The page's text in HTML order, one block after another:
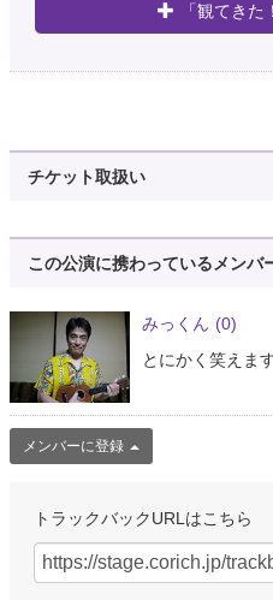
「観てき
チケット取扱い
この公演に携わっているメンバ
みっくん (0)
とにかく笑えま
メンバーに登録
トラックバックURLはこちら